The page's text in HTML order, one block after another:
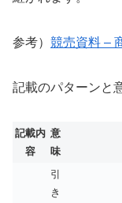
参考） 競売資料 –
記載のパターンと
記載内
容
意
味
引
き